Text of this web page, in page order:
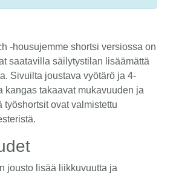
-housujemme shortsi versiossa on
saatavilla säilytystilan lisäämättä
Sivuilta joustava vyötärö ja 4-
kangas takaavat mukavuuden ja
työshortsit ovat valmistettu
jousto lisää liikkuvuutta ja